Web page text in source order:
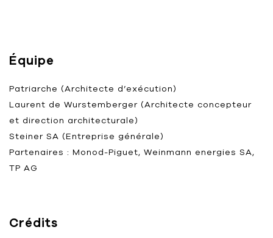
Équipe
Patriarche (Architecte d’exécution)
Laurent de Wurstemberger (Architecte concepteur
et direction architecturale)
Steiner SA (Entreprise générale)
Partenaires : Monod-Piguet, Weinmann energies SA,
TP AG
Crédits